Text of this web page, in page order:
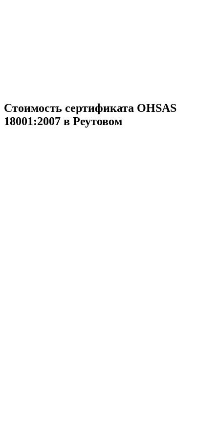
Стоимость сертификата OHSAS
18001:2007 в Реутовом